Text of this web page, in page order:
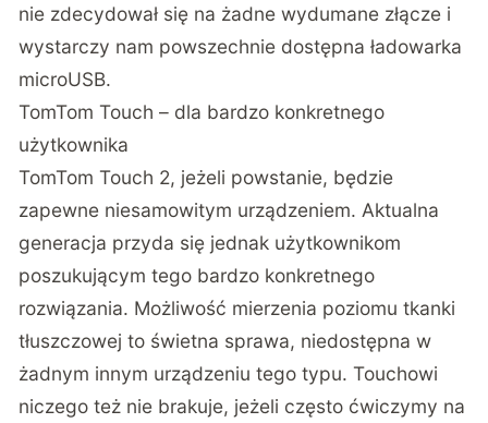
nie zdecydował się na żadne wydumane złącze i
wystarczy nam powszechnie dostępna ładowarka
microUSB.
TomTom Touch – dla bardzo konkretnego
użytkownika
TomTom Touch 2, jeżeli powstanie, będzie
zapewne niesamowitym urządzeniem. Aktualna
generacja przyda się jednak użytkownikom
poszukującym tego bardzo konkretnego
rozwiązania. Możliwość mierzenia poziomu tkanki
tłuszczowej to świetna sprawa, niedostępna w
żadnym innym urządzeniu tego typu. Touchowi
niczego też nie brakuje, jeżeli często ćwiczymy na